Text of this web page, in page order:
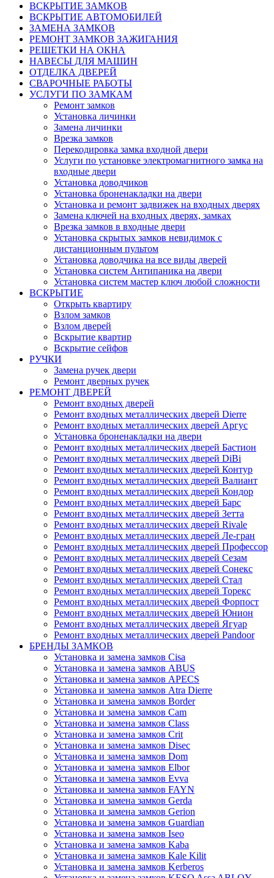
ВСКРЫТИЕ ЗАМКОВ
ВСКРЫТИЕ АВТОМОБИЛЕЙ
ЗАМЕНА ЗАМКОВ
РЕМОНТ ЗАМКОВ ЗАЖИГАНИЯ
РЕШЕТКИ НА ОКНА
НАВЕСЫ ДЛЯ МАШИН
ОТДЕЛКА ДВЕРЕЙ
СВАРОЧНЫЕ РАБОТЫ
УСЛУГИ ПО ЗАМКАМ
Ремонт замков
Установка личинки
Замена личинки
Врезка замков
Перекодировка замка входной двери
Услуги по установке электромагнитного замка на
входные двери
Установка доводчиков
Установка броненакладки на двери
Установка и ремонт задвижек на входных дверях
Замена ключей на входных дверях, замках
Врезка замков в входные двери
Установка скрытых замков невидимок с
дистанционным пультом
Установка доводчика на все виды дверей
Установка систем Антипаника на двери
Установка систем мастер ключ любой сложности
ВСКРЫТИЕ
Открыть квартиру
Взлом замков
Взлом дверей
Вскрытие квартир
Вскрытие сейфов
РУЧКИ
Замена ручек двери
Ремонт дверных ручек
РЕМОНТ ДВЕРЕЙ
Ремонт входных дверей
Ремонт входных металлических дверей Dierre
Ремонт входных металлических дверей Аргус
Установка броненакладки на двери
Ремонт входных металлических дверей Бастион
Ремонт входных металлических дверей DiBi
Ремонт входных металлических дверей Контур
Ремонт входных металлических дверей Валиант
Ремонт входных металлических дверей Кондор
Ремонт входных металлических дверей Барс
Ремонт входных металлических дверей Зетта
Ремонт входных металлических дверей Rivale
Ремонт входных металлических дверей Ле-гран
Ремонт входных металлических дверей Профессор
Ремонт входных металлических дверей Сезам
Ремонт входных металлических дверей Сонекс
Ремонт входных металлических дверей Стал
Ремонт входных металлических дверей Торекс
Ремонт входных металлических дверей Форпост
Ремонт входных металлических дверей Юнион
Ремонт входных металлических дверей Ягуар
Ремонт входных металлических дверей Pandoor
БРЕНДЫ ЗАМКОВ
Установка и замена замков Cisa
Установка и замена замков ABUS
Установка и замена замков APECS
Установка и замена замков Atra Dierre
Установка и замена замков Border
Установка и замена замков Cam
Установка и замена замков Class
Установка и замена замков Crit
Установка и замена замков Disec
Установка и замена замков Dom
Установка и замена замков Elbor
Установка и замена замков Evva
Установка и замена замков FAYN
Установка и замена замков Gerda
Установка и замена замков Gerion
Установка и замена замков Guardian
Установка и замена замков Iseo
Установка и замена замков Kaba
Установка и замена замков Kale Kilit
Установка и замена замков Kerberos